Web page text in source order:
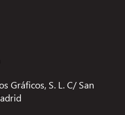
Gráficos, S. L. C/ San